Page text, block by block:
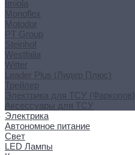
Imiola
Monoflex
Motodor
PT Group
Steinhof
Westfalia
Witter
Leader Plus (Лидер Плюс)
Трейлер
Электрика для ТСУ (Фаркопов)
Аксессуары для ТСУ
Электрика
Автономное питание
Свет
LED Лампы